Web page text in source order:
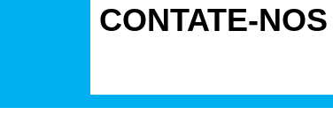
CONTATE-NOS